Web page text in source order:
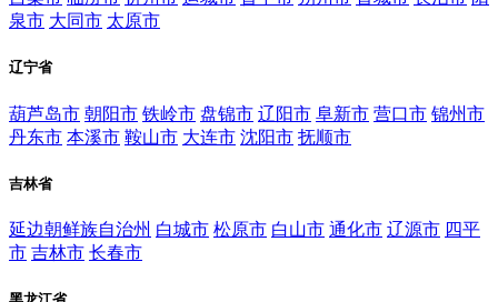
泉市 大同市 太原市
辽宁省
葫芦岛市 朝阳市 铁岭市 盘锦市 辽阳市 阜新市 营口市 锦州市
丹东市 本溪市 鞍山市 大连市 沈阳市 抚顺市
吉林省
延边朝鲜族自治州 白城市 松原市 白山市 通化市 辽源市 四平
市 吉林市 长春市